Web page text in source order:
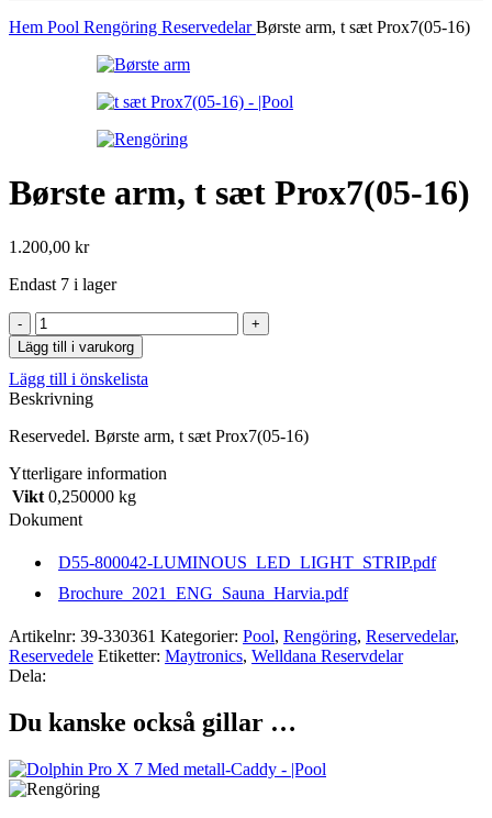
Hem Pool Rengöring ReservedelarBørste arm, t sæt Prox7(05-16)
Børste arm, t sæt Prox7(05-16)
1.200,00 kr
Endast 7 i lager
Børste
arm,
t
sæt
Prox7(05-
mängd
Lägg till i varukorg
Lägg till i önskelista
Beskrivning
Reservedel. Børste arm, t sæt Prox7(05-16)
Ytterligare information
Vikt 0,250000 kg
Dokument
D55-800042-LUMINOUS_LED_LIGHT_STRIP.pdf
Brochure_2021_ENG_Sauna_Harvia.pdf
Artikelnr: 39-330361 Kategorier: Pool, Rengöring, Reservedelar,
Reservedele Etiketter: Maytronics, Welldana Reservdelar
Dela:
Du kanske också gillar …